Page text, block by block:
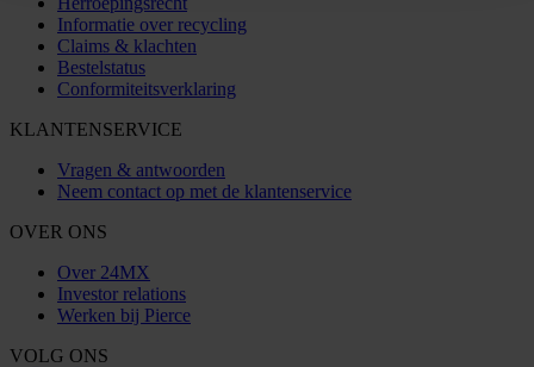
Informatie over recycling
Claims & klachten
Bestelstatus
Conformiteitsverklaring
KLANTENSERVICE
Vragen & antwoorden
Neem contact op met de klantenservice
OVER ONS
Over 24MX
Investor relations
Werken bij Pierce
VOLG ONS